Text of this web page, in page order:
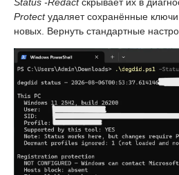
Protectудаляет сохранённые ключи
новых. Вернуть стандартные